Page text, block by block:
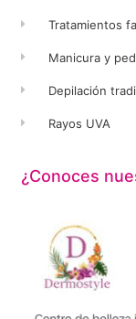
Tratamientos
Manicura y
Depilación
Rayos UVA
¿Conoces